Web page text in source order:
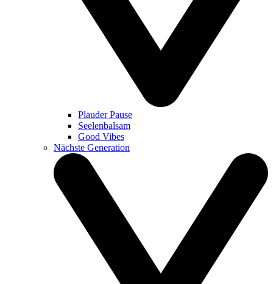
Plauder Pause
Seelenbalsam
Good Vibes
Nächste Generation